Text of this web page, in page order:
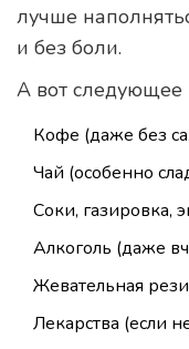
лучше
и без боли.
А вот следующее
Кофе (даже без
Чай (особенно
Соки, газировка,
Алкоголь (даже
Жевательная
Лекарства (если